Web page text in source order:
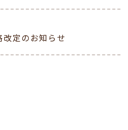
定のお知らせ